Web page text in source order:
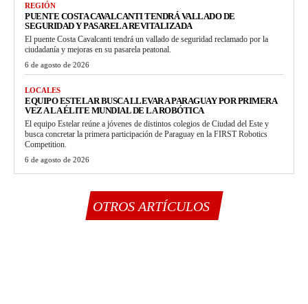
REGIÓN
PUENTE COSTA CAVALCANTI TENDRÁ VALLADO DE
SEGURIDAD Y PASARELA REVITALIZADA
El puente Costa Cavalcanti tendrá un vallado de seguridad reclamado por la
ciudadanía y mejoras en su pasarela peatonal.
6 de agosto de 2026
LOCALES
EQUIPO ESTELAR BUSCA LLEVAR A PARAGUAY POR PRIMERA
VEZ A LA ÉLITE MUNDIAL DE LA ROBÓTICA
El equipo Estelar reúne a jóvenes de distintos colegios de Ciudad del Este y
busca concretar la primera participación de Paraguay en la FIRST Robotics
Competition.
6 de agosto de 2026
OTROS ARTÍCULOS